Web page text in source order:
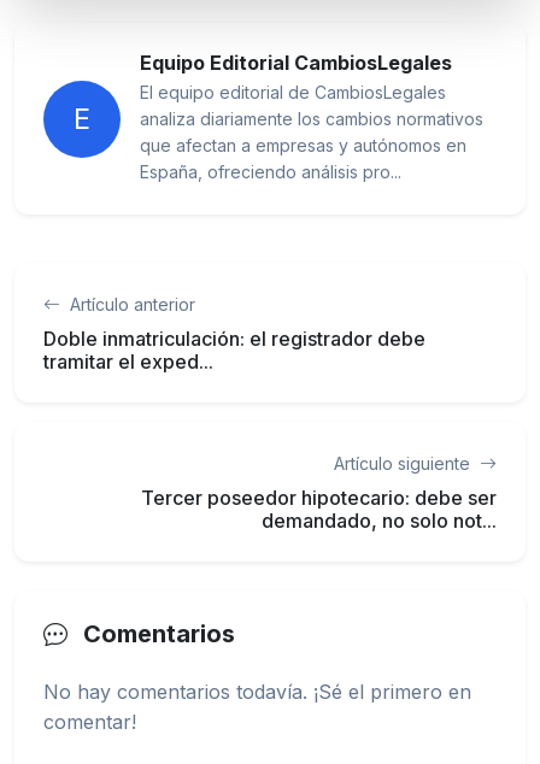
E
Equipo Editorial CambiosLegales
El equipo editorial de CambiosLegales
analiza diariamente los cambios normativos
que afectan a empresas y autónomos en
España, ofreciendo análisis pro...
Artículo anterior
Doble inmatriculación: el registrador debe
tramitar el exped...
Artículo siguiente
Tercer poseedor hipotecario: debe ser
demandado, no solo not...
Comentarios
No hay comentarios todavía. ¡Sé el primero en
comentar!